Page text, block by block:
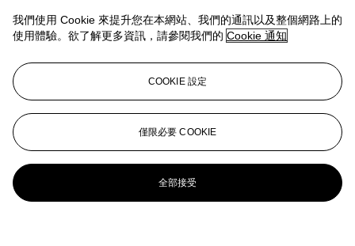
我們使用 Cookie 來提升您在本網站、我們的通訊以及整個網路上的
使用體驗。欲了解更多資訊，請參閱我們的 Cookie 通知
COOKIE 設定
僅限必要 COOKIE
全部接受